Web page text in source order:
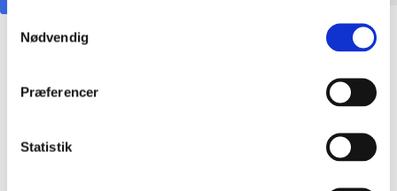
Samtykkevalg
Nødvendig
Præferencer
Statistik